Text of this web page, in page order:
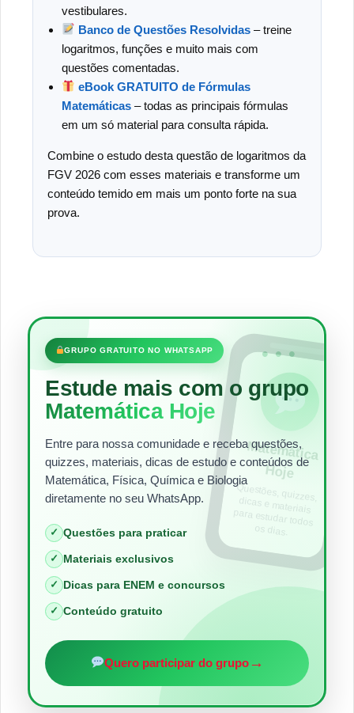
vestibulares.
Banco de Questões Resolvidas– treine
logaritmos, funções e muito mais com
questões comentadas.
eBook GRATUITO de Fórmulas
Matemáticas – todas as principais fórmulas
em um só material para consulta rápida.
Combine o estudo desta questão de logaritmos da
FGV 2026 com esses materiais e transforme um
conteúdo temido em mais um ponto forte na sua
prova.
•••
GRUPO GRATUITO NO WHATSAPP
Estude mais com o grupo
Matemática Hoje
Entre para nossa comunidade e receba questões,
quizzes, materiais, dicas de estudo e conteúdos de
Matemática, Física, Química e Biologia
diretamente no seu WhatsApp.
✓ Questões para praticar
✓ Materiais exclusivos
✓ Dicas para ENEM e concursos
✓ Conteúdo gratuito
Quero participar do grupo→
Matem
ática
Hoje
Questões, quizzes,
dicas e materiais
para estudar todos
os dias.